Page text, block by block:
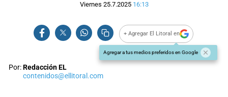
Viernes 25.7.2025 16:13
+ Agregar El Litoral en
Agregar a tus medios preferidos en Google
Por:Redacción EL
contenidos@ellitoral.com